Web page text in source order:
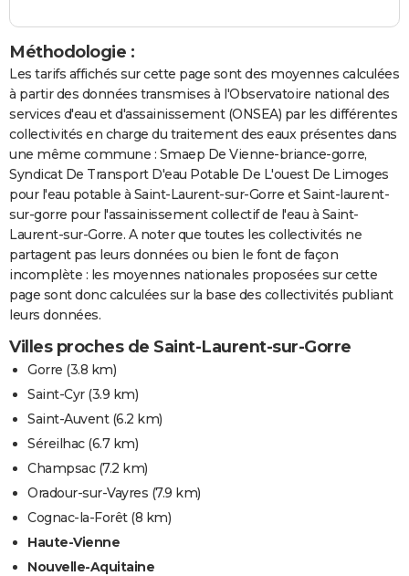
Méthodologie :
Les tarifs affichés sur cette page sont des moyennes calculées
à partir des données transmises à l'Observatoire national des
services d'eau et d'assainissement (ONSEA) par les différentes
collectivités en charge du traitement des eaux présentes dans
une même commune : Smaep De Vienne-briance-gorre,
Syndicat De Transport D'eau Potable De L'ouest De Limoges
pour l'eau potable à Saint-Laurent-sur-Gorre et Saint-laurent-
sur-gorre pour l'assainissement collectif de l'eau à Saint-
Laurent-sur-Gorre. A noter que toutes les collectivités ne
partagent pas leurs données ou bien le font de façon
incomplète : les moyennes nationales proposées sur cette
page sont donc calculées sur la base des collectivités publiant
leurs données.
Villes proches de Saint-Laurent-sur-Gorre
Gorre (3.8 km)
Saint-Cyr(3.9 km)
Saint-Auvent(6.2 km)
Séreilhac(6.7 km)
Champsac(7.2 km)
Oradour-sur-Vayres (7.9 km)
Cognac-la-Forêt(8 km)
Haute-Vienne
Nouvelle-Aquitaine